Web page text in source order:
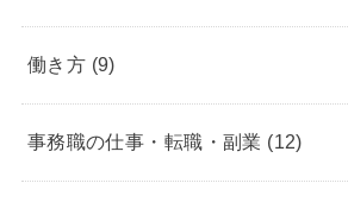
働き方 (9)
事務職の仕事・転職・副業 (12)